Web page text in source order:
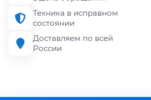
Техника в исправном
состоянии
Доставляем по всей
России